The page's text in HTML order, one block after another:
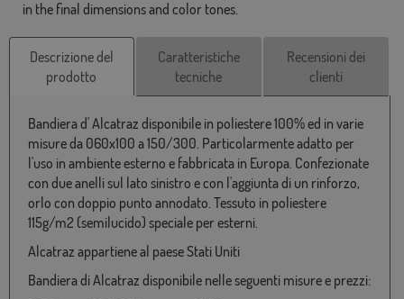
in the final dimensions and color tones.
Descrizione del
prodotto
Caratteristiche
tecniche
Recensioni dei
clienti
Bandiera d' Alcatraz disponibile in poliestere 100% ed in varie
misure da 060x100 a 150/300. Particolarmente adatto per
l'uso in ambiente esterno e fabbricata in Europa. Confezionate
con due anelli sul lato sinistro e con l'aggiunta di un rinforzo,
orlo con doppio punto annodato. Tessuto in poliestere
115g/m2 (semilucido) speciale per esterni.
Alcatraz appartiene al paese Stati Uniti
Bandiera di Alcatraz disponibile nelle seguenti misure e prezzi: